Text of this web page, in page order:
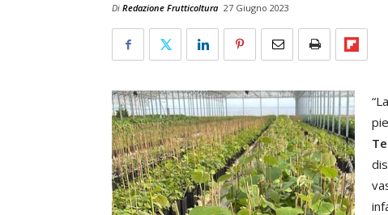
Di Redazione Frutticoltura 27 Giugno 2023